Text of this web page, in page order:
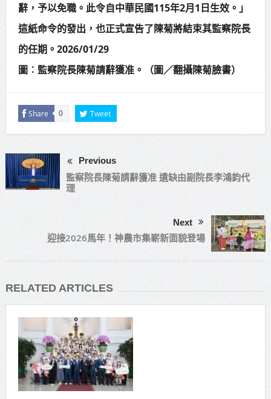
辭，予以免職。此令自中華民國115年2月1日生效。」
這紙命令的發出，也正式宣告了陳菊將結束其監察院長
的任期。2026/01/29
圖︰監察院長陳菊請辭獲准。（圖／翻攝陳菊臉書）
Share 0 Tweet
Previous
監察院長陳菊請辭獲准 遺缺由副院長李鴻鈞代
理
Next
迎接2026馬年！神農市集嶄新面貌登場
RELATED ARTICLES